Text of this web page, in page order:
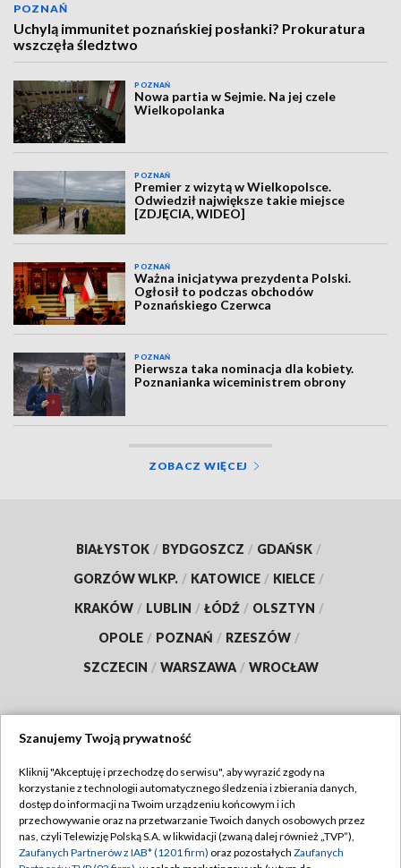
POZNAŃ
Uchylą immunitet poznańskiej posłanki? Prokuratura
wszczęła śledztwo
POZNAŃ
Nowa partia w Sejmie. Na jej czele
Wielkopolanka
POZNAŃ
Premier z wizytą w Wielkopolsce.
Odwiedził największe takie miejsce
[ZDJĘCIA, WIDEO]
POZNAŃ
Ważna inicjatywa prezydenta Polski.
Ogłosił to podczas obchodów
Poznańskiego Czerwca
POZNAŃ
Pierwsza taka nominacja dla kobiety.
Poznanianka wiceministrem obrony
ZOBACZ WIĘCEJ
BIAŁYSTOK / BYDGOSZCZ / GDAŃSK /
GORZÓW WLKP. / KATOWICE / KIELCE /
KRAKÓW / LUBLIN / ŁÓDŹ / OLSZTYN /
OPOLE / POZNAŃ / RZESZÓW /
SZCZECIN / WARSZAWA / WROCŁAW
TVP
Abonament TVP
Emisja w TVP
Regulamin TVP
Polityka prywatności
Szanujemy Twoją prywatność
Kliknij "Akceptuję i przechodzę do serwisu", aby wyrazić zgody na
korzystanie z technologii automatycznego śledzenia i zbierania danych,
dostęp do informacji na Twoim urządzeniu końcowym i ich
przechowywanie oraz na przetwarzanie Twoich danych osobowych przez
nas, czyli Telewizję Polską S.A. w likwidacji (zwaną dalej również „TVP”),
Zaufanych Partnerów z IAB* (1201 firm) oraz pozostałych Zaufanych